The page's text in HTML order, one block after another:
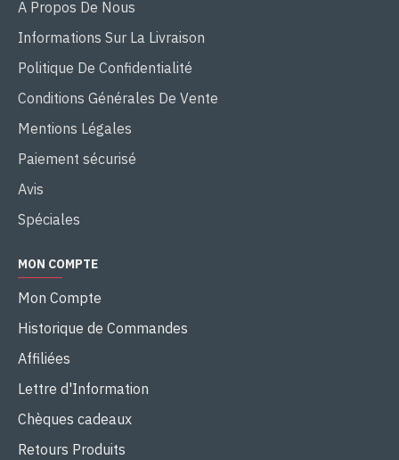
A Propos De Nous
Informations Sur La Livraison
Politique De Confidentialité
Conditions Générales De Vente
Mentions Légales
Paiement sécurisé
Avis
Spéciales
MON COMPTE
Mon Compte
Historique de Commandes
Affiliées
Lettre d'Information
Chèques cadeaux
Retours Produits